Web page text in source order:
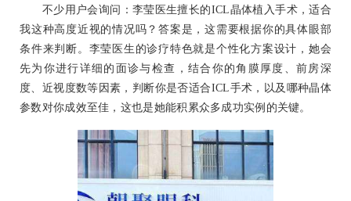
不少用户会询问：李莹医生擅长的ICL晶体植入手术，适合
我这种高度近视的情况吗？答案是，这需要根据你的具体眼部
条件来判断。李莹医生的诊疗特色就是个性化方案设计，她会
先为你进行详细的面诊与检查，结合你的角膜厚度、前房深
度、近视度数等因素，判断你是否适合ICL手术，以及哪种晶体
参数对你成效至佳，这也是她能积累众多成功实例的关键。